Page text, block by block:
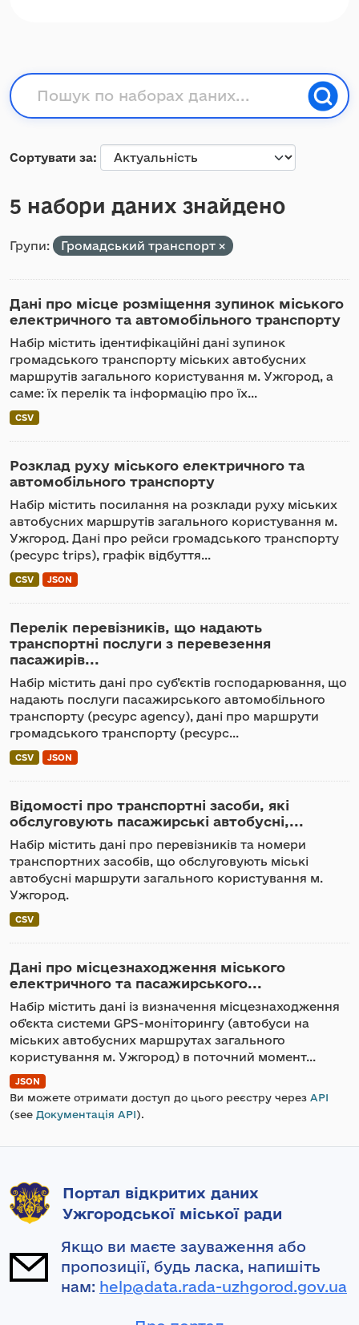
Сортувати за
5 набори даних знайдено
Групи: Громадський транспорт
Дані про місце розміщення зупинок міського
електричного та автомобільного транспорту
Набір містить ідентифікаційні дані зупинок
громадського транспорту міських автобусних
маршрутів загального користування м. Ужгород, а
саме: їх перелік та інформацію про їх...
CSV
Розклад руху міського електричного та
автомобільного транспорту
Набір містить посилання на розклади руху міських
автобусних маршрутів загального користування м.
Ужгород. Дані про рейси громадського транспорту
(ресурс trips), графік відбуття...
CSV JSON
Перелік перевізників, що надають
транспортні послуги з перевезення
пасажирів...
Набір містить дані про суб’єктів господарювання, що
надають послуги пасажирського автомобільного
транспорту (ресурс agency), дані про маршрути
громадського транспорту (ресурс...
CSV JSON
Відомості про транспортні засоби, які
обслуговують пасажирські автобусні,...
Набір містить дані про перевізників та номери
транспортних засобів, що обслуговують міські
автобусні маршрути загального користування м.
Ужгород.
CSV
Дані про місцезнаходження міського
електричного та пасажирського...
Набір містить дані із визначення місцезнаходження
об'єкта системи GPS-моніторингу (автобуси на
міських автобусних маршрутах загального
користування м. Ужгород) в поточний момент...
JSON
Ви можете отримати доступ до цього реєстру через API
(see Документація API).
Портал відкритих даних
Ужгородської міської ради
Якщо ви маєте зауваження або
пропозиції, будь ласка, напишіть
нам: help@data.rada-uzhgorod.gov.ua